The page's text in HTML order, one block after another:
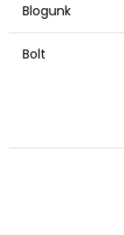
Blogunk
Bolt